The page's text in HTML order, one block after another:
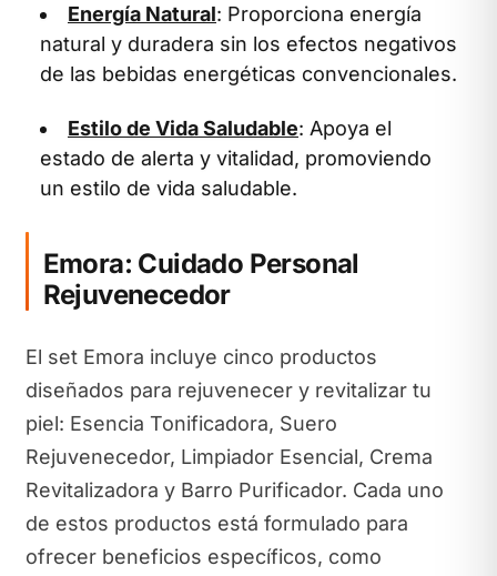
Energía Natural: Proporciona energía
natural y duradera sin los efectos negativos
de las bebidas energéticas convencionales.
Estilo de Vida Saludable: Apoya el
estado de alerta y vitalidad, promoviendo
un estilo de vida saludable.
Emora: Cuidado Personal
Rejuvenecedor
El set Emora incluye cinco productos
diseñados para rejuvenecer y revitalizar tu
piel: Esencia Tonificadora, Suero
Rejuvenecedor, Limpiador Esencial, Crema
Revitalizadora y Barro Purificador. Cada uno
de estos productos está formulado para
ofrecer beneficios específicos, como